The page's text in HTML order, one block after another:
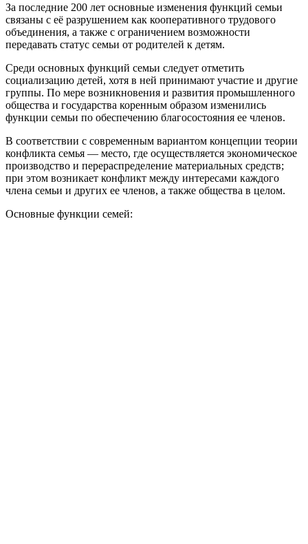
За последние 200 лет основные изменения функций семьи
связаны с её разрушением как кооперативного трудового
объединения, а также с ограничением возможности
передавать статус семьи от родителей к детям.
Среди основных функций семьи следует отметить
социализацию детей, хотя в ней принимают участие и другие
группы. По мере возникновения и развития промышленного
общества и государства коренным образом изменились
функции семьи по обеспечению благосостояния ее членов.
В соответствии с современным вариантом концепции теории
конфликта семья — место, где осуществляется экономическое
производство и перераспределение материальных средств;
при этом возникает конфликт между интересами каждого
члена семьи и других ее членов, а также общества в целом.
Основные функции семей: